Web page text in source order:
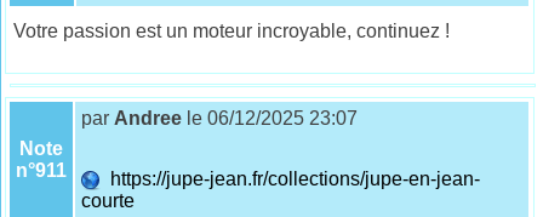
Votre passion est un moteur incroyable, continuez !
Note
n°911
par Andree le 06/12/2025 23:07
https://jupe-jean.fr/collections/jupe-en-jean-
courte